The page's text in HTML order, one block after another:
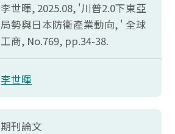
李世暉, 2025.08, '川普2.0下東亞
局勢與日本防衛產業動向, ' 全球
工商, No.769, pp.34-38.
李世暉
期刊論文